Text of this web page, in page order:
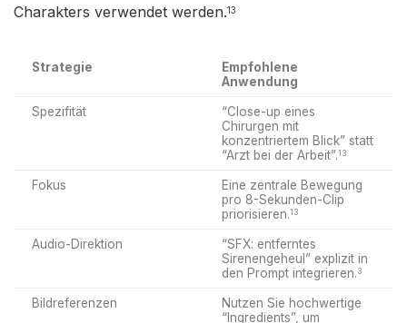
Charakters verwendet werden.13
Strategie
Empfohlene
Anwendung
Spezifität
“Close-up eines
Chirurgen mit
konzentriertem Blick” statt
“Arzt bei der Arbeit”.13
Fokus
Eine zentrale Bewegung
pro 8-Sekunden-Clip
priorisieren.13
Audio-Direktion
“SFX: entferntes
Sirenengeheul” explizit in
den Prompt integrieren. 3
Bildreferenzen
Nutzen Sie hochwertige
“Ingredients”, um